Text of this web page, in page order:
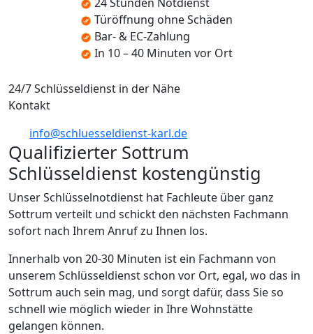
24 Stunden Notdienst
Türöffnung ohne Schäden
Bar- & EC-Zahlung
In 10 – 40 Minuten vor Ort
24/7 Schlüsseldienst in der Nähe
Kontakt
info@schluesseldienst-karl.de
Qualifizierter Sottrum
Schlüsseldienst kostengünstig
Unser Schlüsselnotdienst hat Fachleute über ganz
Sottrum verteilt und schickt den nächsten Fachmann
sofort nach Ihrem Anruf zu Ihnen los.
Innerhalb von 20-30 Minuten ist ein Fachmann von
unserem Schlüsseldienst schon vor Ort, egal, wo das in
Sottrum auch sein mag, und sorgt dafür, dass Sie so
schnell wie möglich wieder in Ihre Wohnstätte
gelangen können.